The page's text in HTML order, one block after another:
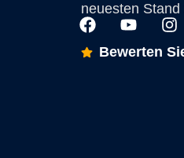
neuesten Stand
Bewerten